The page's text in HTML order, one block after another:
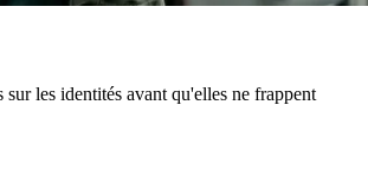
sur les identités avant qu'elles ne frappent